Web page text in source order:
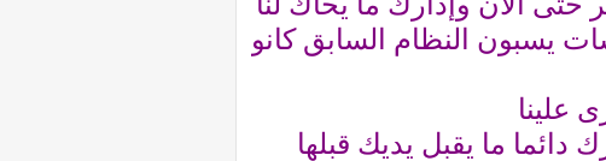
يسبون النظام السابق كانو
علينا
ما يقبل يديك قبلها